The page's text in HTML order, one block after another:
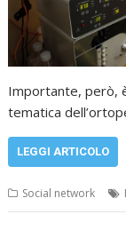
Importante, però,
tematica
LEGGI ARTICOLO
Social network